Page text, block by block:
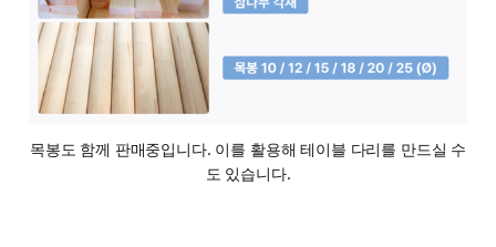
목봉도 함께 판매중입니다. 이를 활용해 테이블 다리를 만드실 수
도 있습니다.